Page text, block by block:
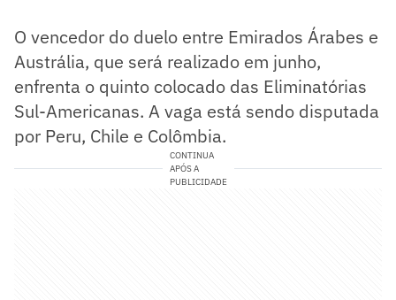
O vencedor do duelo entre Emirados Árabes e
Austrália, que será realizado em junho,
enfrenta o quinto colocado das Eliminatórias
Sul-Americanas. A vaga está sendo disputada
por Peru, Chile e Colômbia.
CONTINUA
APÓS A
PUBLICIDADE